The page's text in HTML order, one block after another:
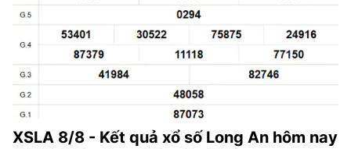
XSLA 8/8 - Kết quả xổ số Long An hôm nay